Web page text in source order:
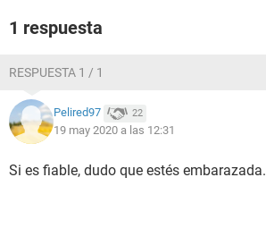
1 respuesta
RESPUESTA 1 / 1
Pelired97 22
19 may 2020 a las 12:31
Si es fiable, dudo que estés embarazada.